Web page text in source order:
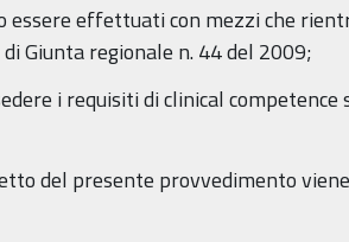
effettuati con mezzi che
Giunta regionale n. 44 del 2009;
i requisiti di clinical
del presente provvedimento